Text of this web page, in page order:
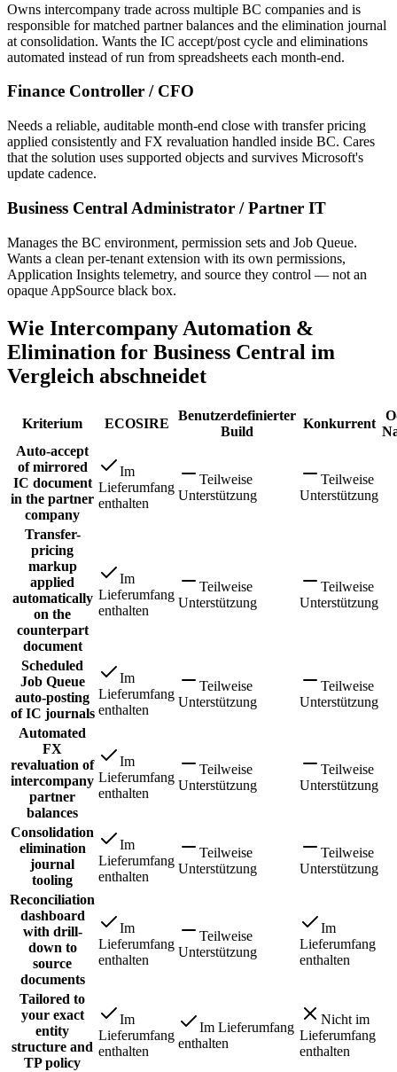
Owns intercompany trade across multiple BC companies and is
responsible for matched partner balances and the elimination journal
at consolidation. Wants the IC accept/post cycle and eliminations
automated instead of run from spreadsheets each month-end.
Finance Controller / CFO
Needs a reliable, auditable month-end close with transfer pricing
applied consistently and FX revaluation handled inside BC. Cares
that the solution uses supported objects and survives Microsoft's
update cadence.
Business Central Administrator / Partner IT
Manages the BC environment, permission sets and Job Queue.
Wants a clean per-tenant extension with its own permissions,
Application Insights telemetry, and source they control — not an
opaque AppSource black box.
Wie Intercompany Automation &
Elimination for Business Central im
Vergleich abschneidet
Kriterium ECOSIRE
Benutzerdefinierter
Build
Konkurrent
Auto-accept
of mirrored
IC document
in the partner
company
Im
Lieferumfang
enthalten
Teilweise
Unterstützung
Teilweise
Unterstützung
Transfer-
pricing
markup
applied
automatically
on the
counterpart
document
Im
Lieferumfang
enthalten
Teilweise
Unterstützung
Teilweise
Unterstützung
Scheduled
Job Queue
auto-posting
of IC journals
Im
Lieferumfang
enthalten
Teilweise
Unterstützung
Teilweise
Unterstützung
Automated
FX
revaluation of
intercompany
partner
balances
Im
Lieferumfang
enthalten
Teilweise
Unterstützung
Teilweise
Unterstützung
Consolidation
elimination
journal
tooling
Im
Lieferumfang
enthalten
Teilweise
Unterstützung
Teilweise
Unterstützung
Reconciliation
dashboard
with drill-
down to
source
documents
Im
Lieferumfang
enthalten
Teilweise
Unterstützung
Im
Lieferumfang
enthalten
Tailored to
your exact
entity
structure and
TP policy
Im
Lieferumfang
enthalten
Im Lieferumfang
enthalten
Nicht im
Lieferumfang
enthalten